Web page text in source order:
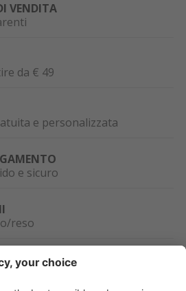
VENDITA
da € 49
e personalizzata
e sicuro
reso